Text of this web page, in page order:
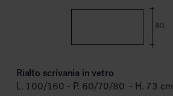
Rialto scrivania in vetro
L. 100/160 - P. 60/70/80 - H. 73 cm